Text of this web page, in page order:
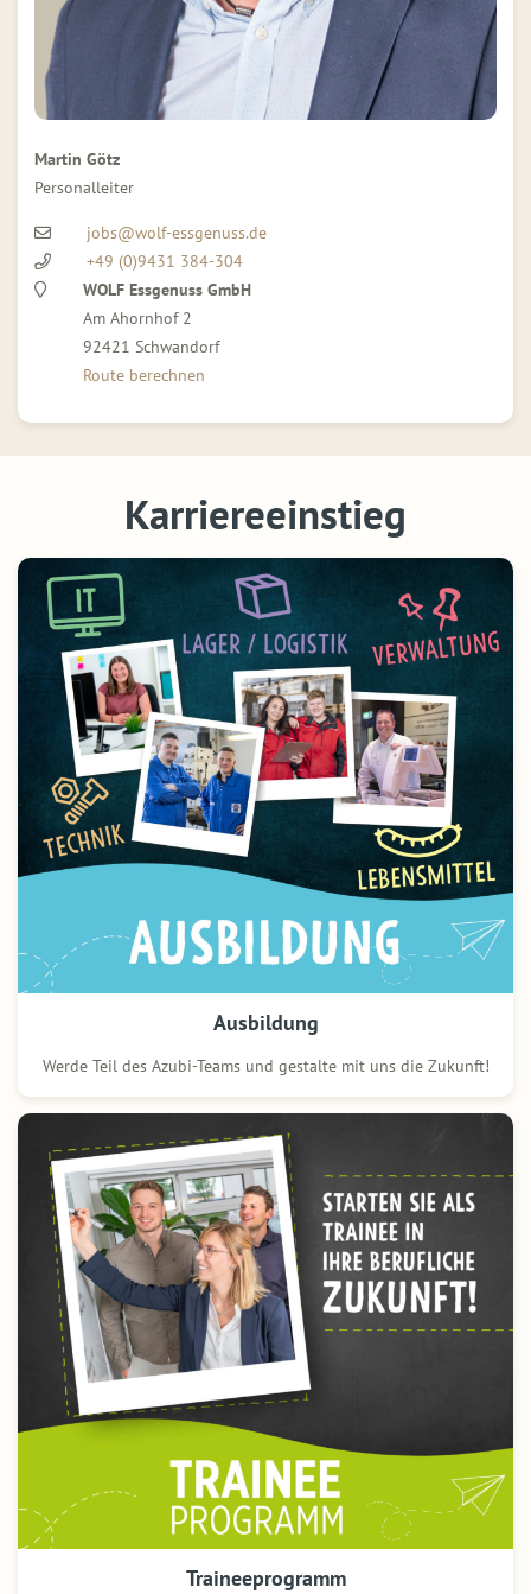
Martin Götz
Personalleiter
jobs@wolf-essgenuss.de
+49 (0)9431 384-304
WOLF Essgenuss GmbH
Am Ahornhof 2
92421 Schwandorf
Route berechnen
Karriereeinstieg
Ausbildung
Werde Teil des Azubi-Teams und gestalte mit uns die Zukunft!
Trainee­programm